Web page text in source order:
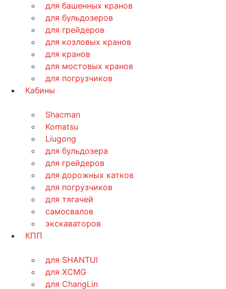
для башенных кранов
для бульдозеров
для грейдеров
для козловых кранов
для кранов
для мостовых кранов
для погрузчиков
Кабины
Shacman
Komatsu
Liugong
для бульдозера
для грейдеров
для дорожных катков
для погрузчиков
для тягачей
самосвалов
экскаваторов
КПП
для SHANTUI
для XCMG
для ChangLin